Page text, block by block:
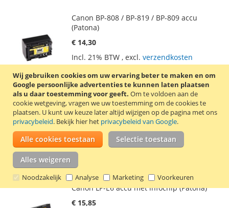
Wij gebruiken cookies om uw ervaring beter te maken en om
Google persoonlijke advertenties te kunnen laten plaatsen
als u daar toestemming voor geeft. Om te voldoen aan de
cookie wetgeving, vragen we uw toestemming om de cookies te
plaatsen. U kunt uw keuze later altijd wijzigen op de pagina met ons
privacybeleid. Bekijk hier het privacybeleid van Google.
Alle cookies toestaan Selectie toestaan
Alles weigeren
Noodzakelijk Analyse Marketing Voorkeuren
Canon BP-808 / BP-819 / BP-809 accu
(Patona)
€ 14,30
Incl. 21% BTW , excl. verzendkosten
Waardering:
100
% of100
In Winkelwagen
VOEG
TOE
AAN
TOEVOEGEN
OM
Deze accu van het Duitse kwaliteitsmerk
Patona is onder andere compatible met de
Canon accu’s BP-808, BP-819 en de BP-809.
Canon LP-E6 accu met infochip (Patona)
€ 15,85